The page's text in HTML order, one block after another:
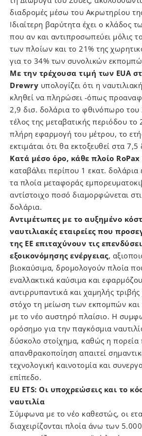
διαδρομές μέσω του Ακρωτηρίου
Ιδιαίτερη βαρύτητα έχει ο κλάδος
που αν και αντιπροσωπεύει μόλις
των πλοίων και το 21% της
για το 34% των συνολικών
Με την τρέχουσα τιμή των EUA
Drewry υπολογίζει ότι η
κληθεί να πληρώσει -όπως
2,9 δισ. δολάρια το φθινόπωρο
τέλος της μεταβατικής περιόδου το
πλήρη εφαρμογή του μέτρου, το
εκτιμάται ότι θα εκτοξευθεί στα
Κατά μέσο όρο, κάθε πλοίο RoPax
καταβάλει περίπου 1 εκατ. δολάρια
τα πλοία μεταφοράς
αντίστοιχο ποσό διαμορφώνεται
δολάρια.
Αντιμέτωπες με το αυξημένο
ναυτιλιακές εταιρείες που
της ΕΕ επιταχύνουν τις
εξοικονόμησης ενέργειας,
βιοκαύσιμα, δρομολογούν πλοία
εναλλακτικά καύσιμα και
αντιρρυπαντικά και χαμηλής
στόχο τη μείωση των εκπομπών
με το νέο αυστηρό πλαίσιο. Η
ορόσημο για την παγκόσμια
δύσκολο στοίχημα, καθώς η πορεία
απανθρακοποίηση απαιτεί
τεχνολογική καινοτομία και
επίπεδο.
EU ETS: Οι υποχρεώσεις και το
ναυτιλία
Σύμφωνα με το νέο καθεστώς, οι
διαχειρίζονται πλοία άνω των 5.000